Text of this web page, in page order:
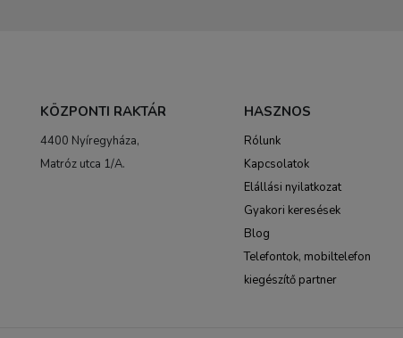
KÖZPONTI RAKTÁR
4400 Nyíregyháza,
Matróz utca 1/A.
HASZNOS
Rólunk
Kapcsolatok
Elállási nyilatkozat
Gyakori keresések
Blog
Telefontok, mobiltelefon
kiegészítő partner